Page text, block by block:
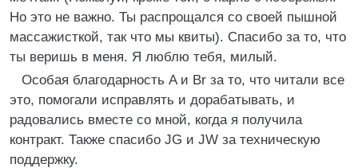
Но это не важно. Ты распрощался со своей пышной
массажисткой, так что мы квиты). Спасибо за то, что
ты веришь в меня. Я люблю тебя, милый.
Особая благодарность A и Br за то, что читали все
это, помогали исправлять и дорабатывать, и
радовались вместе со мной, когда я получила
контракт. Также спасибо JG и JW за техническую
поддержку.